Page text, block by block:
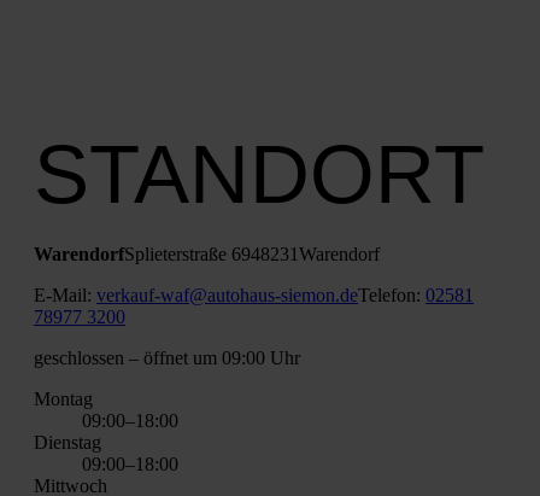
STANDORT
Waren­dorfSplie­ter­stra­ße 6948231Waren­dorf
E‑Mail: verkauf-waf@autohaus-siemon.deTele­fon: 02581
78977 3200
geschlos­sen – öff­net um 09:00 Uhr
Mon­tag
09:00–18:00
Diens­tag
09:00–18:00
Mitt­woch